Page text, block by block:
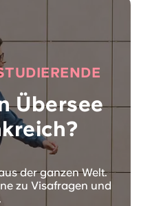
Übersee
der ganzen Welt.
zu Visafragen und